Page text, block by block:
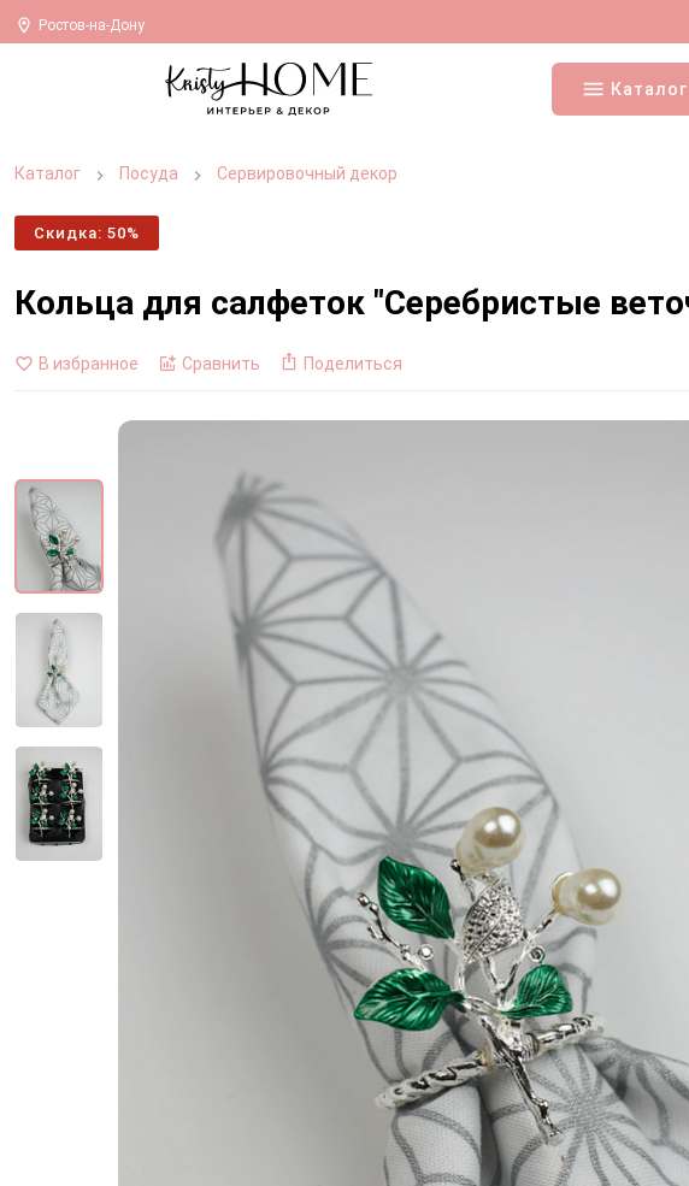
Ростов-на-Дону
Каталог
Каталог Посуда Сервировочный декор
Скидка: 50%
Кольца для салфеток "Серебристые
В избранное Сравнить Поделиться